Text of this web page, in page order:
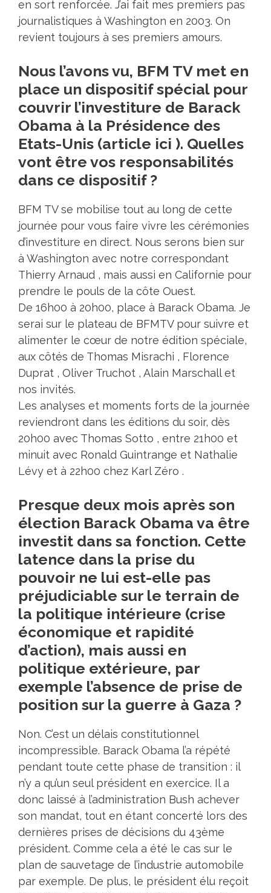
en sort renforcée. J’ai fait mes premiers pas
journalistiques à Washington en 2003. On
revient toujours à ses premiers amours.
Nous l’avons vu, BFM TV met en
place un dispositif spécial pour
couvrir l’investiture de Barack
Obama à la Présidence des
Etats-Unis (article ici ). Quelles
vont être vos responsabilités
dans ce dispositif ?
BFM TV se mobilise tout au long de cette
journée pour vous faire vivre les cérémonies
d’investiture en direct. Nous serons bien sur
à Washington avec notre correspondant
Thierry Arnaud , mais aussi en Californie pour
prendre le pouls de la côte Ouest.
De 16h00 à 20h00, place à Barack Obama. Je
serai sur le plateau de BFMTV pour suivre et
alimenter le cœur de notre édition spéciale,
aux côtés de Thomas Misrachi , Florence
Duprat , Oliver Truchot , Alain Marschall et
nos invités.
Les analyses et moments forts de la journée
reviendront dans les éditions du soir, dès
20h00 avec Thomas Sotto , entre 21h00 et
minuit avec Ronald Guintrange et Nathalie
Lévy et à 22h00 chez Karl Zéro .
Presque deux mois après son
élection Barack Obama va être
investit dans sa fonction. Cette
latence dans la prise du
pouvoir ne lui est-elle pas
préjudiciable sur le terrain de
la politique intérieure (crise
économique et rapidité
d’action), mais aussi en
politique extérieure, par
exemple l’absence de prise de
position sur la guerre à Gaza ?
Non. C’est un délais constitutionnel
incompressible. Barack Obama l’a répété
pendant toute cette phase de transition : il
n’y a qu’un seul président en exercice. Il a
donc laissé à l’administration Bush achever
son mandat, tout en étant concerté lors des
dernières prises de décisions du 43ème
président. Comme cela a été le cas sur le
plan de sauvetage de l’industrie automobile
par exemple. De plus, le président élu reçoit